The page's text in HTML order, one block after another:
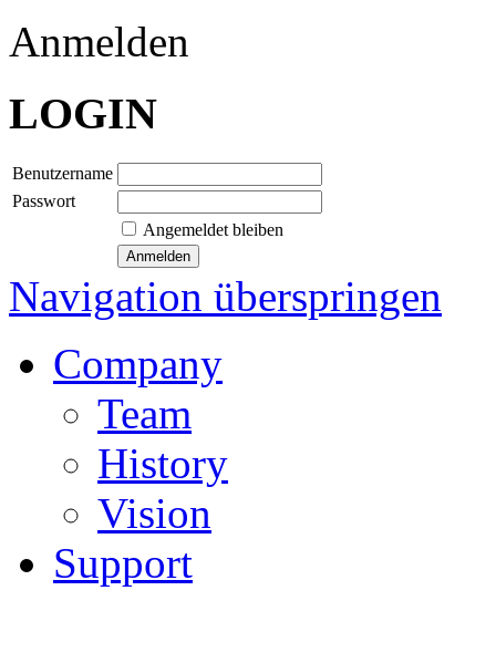
Anmelden
LOGIN
Benutzername
Passwort
Angemeldet bleiben
Navigation überspringen
Company
Team
History
Vision
Support